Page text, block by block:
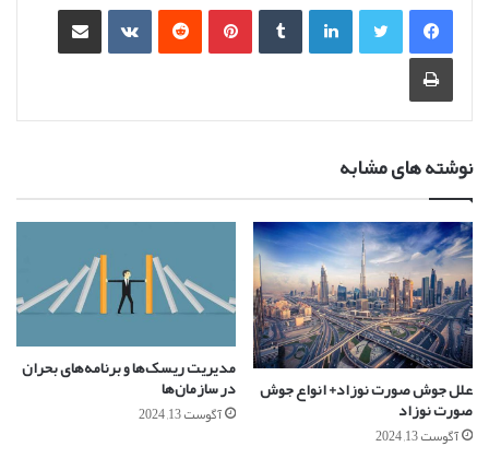
لینکدین‫تامبلر ‫پین‌ترست‫رددیت ‫VKontakteاشتراک گذاری از طریق ایمیل
چاپ
نوشته های مشابه
علل جوش صورت نوزاد+ انواع جوش
صورت نوزاد
آگوست 13, 2024
مدیریت ریسک‌ها و برنامه‌های بحران
در سازمان‌ها
آگوست 13, 2024